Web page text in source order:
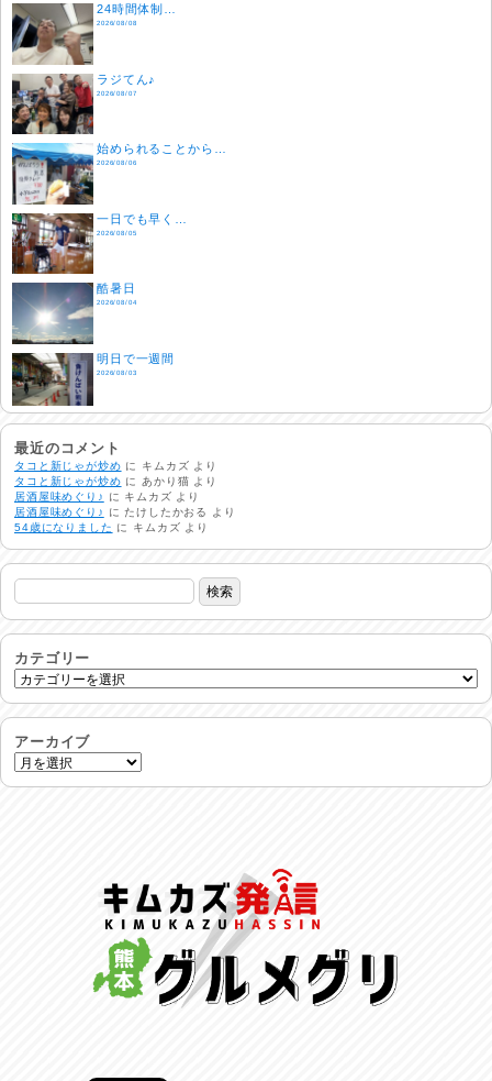
24時間体制…
2026/08/08
ラジてん♪
2026/08/07
始められることから…
2026/08/06
一日でも早く…
2026/08/05
酷暑日
2026/08/04
明日で一週間
2026/08/03
熱中症注意
2026/08/02
非常時には…
2026/08/01
生活支援情報
2026/07/31
24時間体制
命を守る行動を…
呑めや喋れや！
2026/07/26
リスナーの集い！
2026/07/25
最近のコメント
タコと新じゃが炒め に キムカズ より
タコと新じゃが炒め にあかり猫 より
居酒屋味めぐり♪
に キムカズ より
居酒屋味めぐり♪
にたけしたかおる
より
54歳になりました に キムカズ より
カテゴリー
アーカイブ